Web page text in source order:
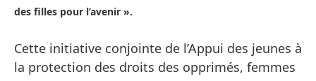
des filles pour l’avenir ».
Cette initiative conjointe de l’Appui des jeunes à
la protection des droits des opprimés, femmes